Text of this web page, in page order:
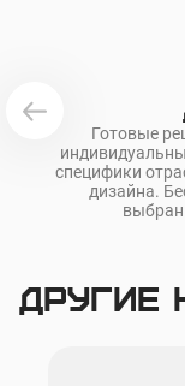
Готовые
специфики
дизайна.
Другие